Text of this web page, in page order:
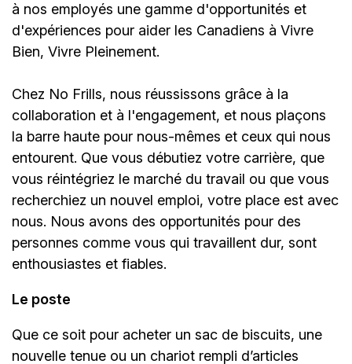
à nos employés une gamme d'opportunités et
d'expériences pour aider les Canadiens à Vivre
Bien, Vivre Pleinement.
Chez No Frills, nous réussissons grâce à la
collaboration et à l'engagement, et nous plaçons
la barre haute pour nous-mêmes et ceux qui nous
entourent. Que vous débutiez votre carrière, que
vous réintégriez le marché du travail ou que vous
recherchiez un nouvel emploi, votre place est avec
nous. Nous avons des opportunités pour des
personnes comme vous qui travaillent dur, sont
enthousiastes et fiables.
Le poste
Que ce soit pour acheter un sac de biscuits, une
nouvelle tenue ou un chariot rempli d’articles